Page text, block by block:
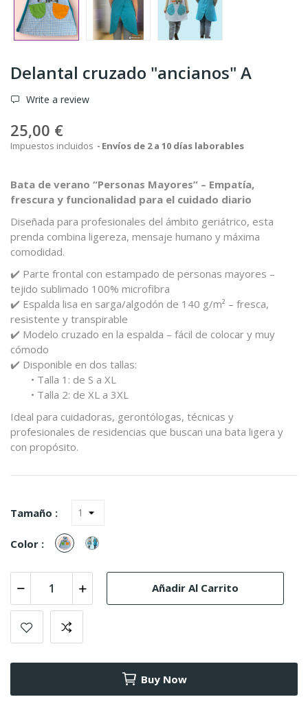
Delantal cruzado "ancianos" A
Write a review
25,00 €
Impuestos incluidos Envíos de 2 a 10 días laborables
Bata de verano “Personas Mayores” – Empatía,
frescura y funcionalidad para el cuidado diario
Diseñada para profesionales del ámbito geriátrico, esta
prenda combina ligereza, mensaje humano y máxima
comodidad.
✔️ Parte frontal con estampado de personas mayores –
tejido sublimado 100% microfibra
✔️ Espalda lisa en sarga/algodón de 140 g/m² – fresca,
resistente y transpirable
✔️ Modelo cruzado en la espalda – fácil de colocar y muy
cómodo
✔️ Disponible en dos tallas:
• Talla 1: de S a XL
• Talla 2: de XL a 3XL
Ideal para cuidadoras, gerontólogas, técnicas y
profesionales de residencias que buscan una bata ligera y
con propósito.
Tamaño :
Color : xadrez
azul
Risca
Azul
Añadir Al Carrito
Buy Now